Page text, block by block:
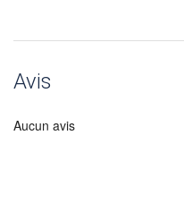
Avis
Aucun avis